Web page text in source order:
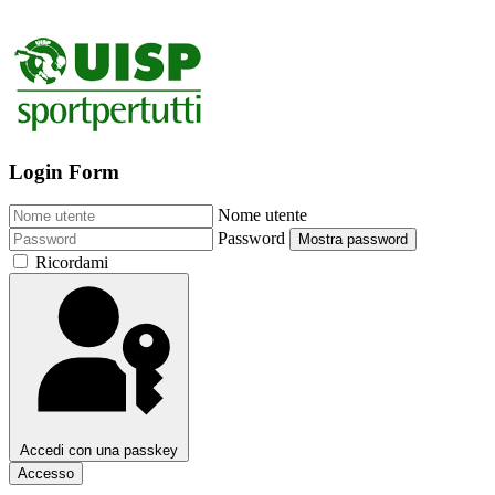
Login Form
Nome utente
Password
Mostra password
Ricordami
Accedi con una passkey
Accesso